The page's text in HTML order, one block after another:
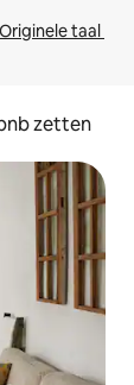
Originele taal
zetten